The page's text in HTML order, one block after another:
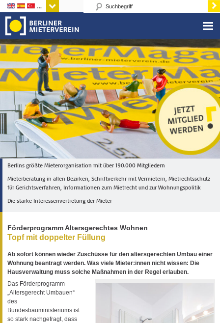
Sprachen
Berlins größte Mieterorganisation mit über 190.000 Mitgliedern
Mieterberatung in allen Bezirken, Schriftverkehr mit Vermietern, Mietrechtsschutz
für Gerichtsverfahren, Informationen zum Mietrecht und zur Wohnungspolitik
Die starke Interessenvertretung der Mieter
Förderprogramm Altersgerechtes Wohnen
Topf mit doppelter Füllung
Ab sofort können wieder Zuschüsse für den altersgerechten Umbau einer
Wohnung beantragt werden. Was viele Mieter:innen nicht wissen: Die
Hausverwaltung muss solche Maßnahmen in der Regel erlauben.
Das Förderprogramm
„Altersgerecht Umbauen“
des
Bundesbauministeriums ist
so stark nachgefragt, dass